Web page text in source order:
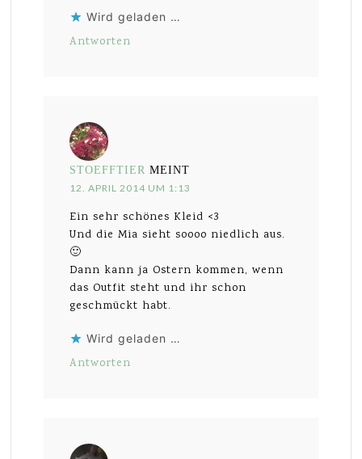
Wird geladen …
Antworten
STOEFFTIER MEINT
12. APRIL 2014 UM 1:13
Ein sehr schönes Kleid <3
Und die Mia sieht soooo niedlich aus.
🙂
Dann kann ja Ostern kommen, wenn
das Outfit steht und ihr schon
geschmückt habt.
Wird geladen …
Antworten